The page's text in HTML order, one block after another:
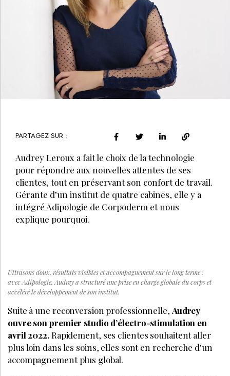
PARTAGEZ SUR :
Audrey Leroux a fait le choix de la technologie
pour répondre aux nouvelles attentes de ses
clientes, tout en préservant son confort de travail.
Gérante d’un institut de quatre cabines, elle y a
intégré Adipologie de Corpoderm et nous
explique pourquoi.
Ultrasons doux, résultats visibles et accompagnement sur le long terme :
avec Adipologie, Audrey a structuré une prise en charge globale du corps et
accéléré le développement de son institut.
Suite à une reconversion professionnelle, Audrey
ouvre son premier studio d’électro-stimulation en
avril 2022.Rapidement, ses clientes souhaitent aller
plus loin dans les soins, elles sont en recherche d’un
accompagnement plus global.